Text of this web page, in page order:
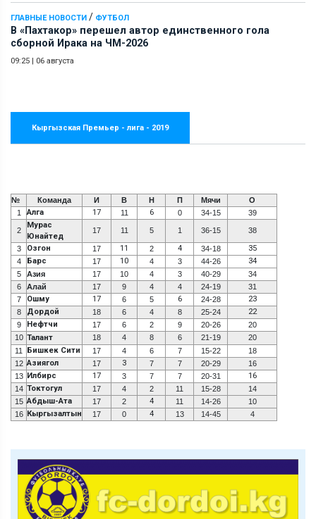
ГЛАВНЫЕ НОВОСТИ / ФУТБОЛ
В «Пахтакор» перешел автор единственного гола
сборной Ирака на ЧМ-2026
09:25 | 06 августа
Кыргызская Премьер - лига - 2019
№ Команда И В Н П Мячи
О
1
Алга 17 11 6 0 34-15 39
2
Мурас
Юнайтед
17 11 5 1 36-15 38
3 Озгон 17 11 2 4 34-18 35
4 Барс 17 10 4 3 44-26 34
5 Азия 17 10 4 3 40-29
34
6
Алай 17 9 4 4 24-19
31
7
Ошму 17 6 5 6 24-28 23
8 Дордой 18 6 4 8 25-24 22
9 Нефтчи 17 6 2 9 20-26
20
10 Талант 18 4 8 6 21-19
20
11
Бишкек Сити 17 4 6 7 15-22
18
12 Азиягол 17 3 7 7 20-29
16
13 Илбирс 17 3 7 7 20-31 16
14 Токтогул 17 4 2 11 15-28
14
15 Абдыш-Ата 17 2 4 11 14-26
10
16 Кыргызалтын 17 0 4 13 14-45 4